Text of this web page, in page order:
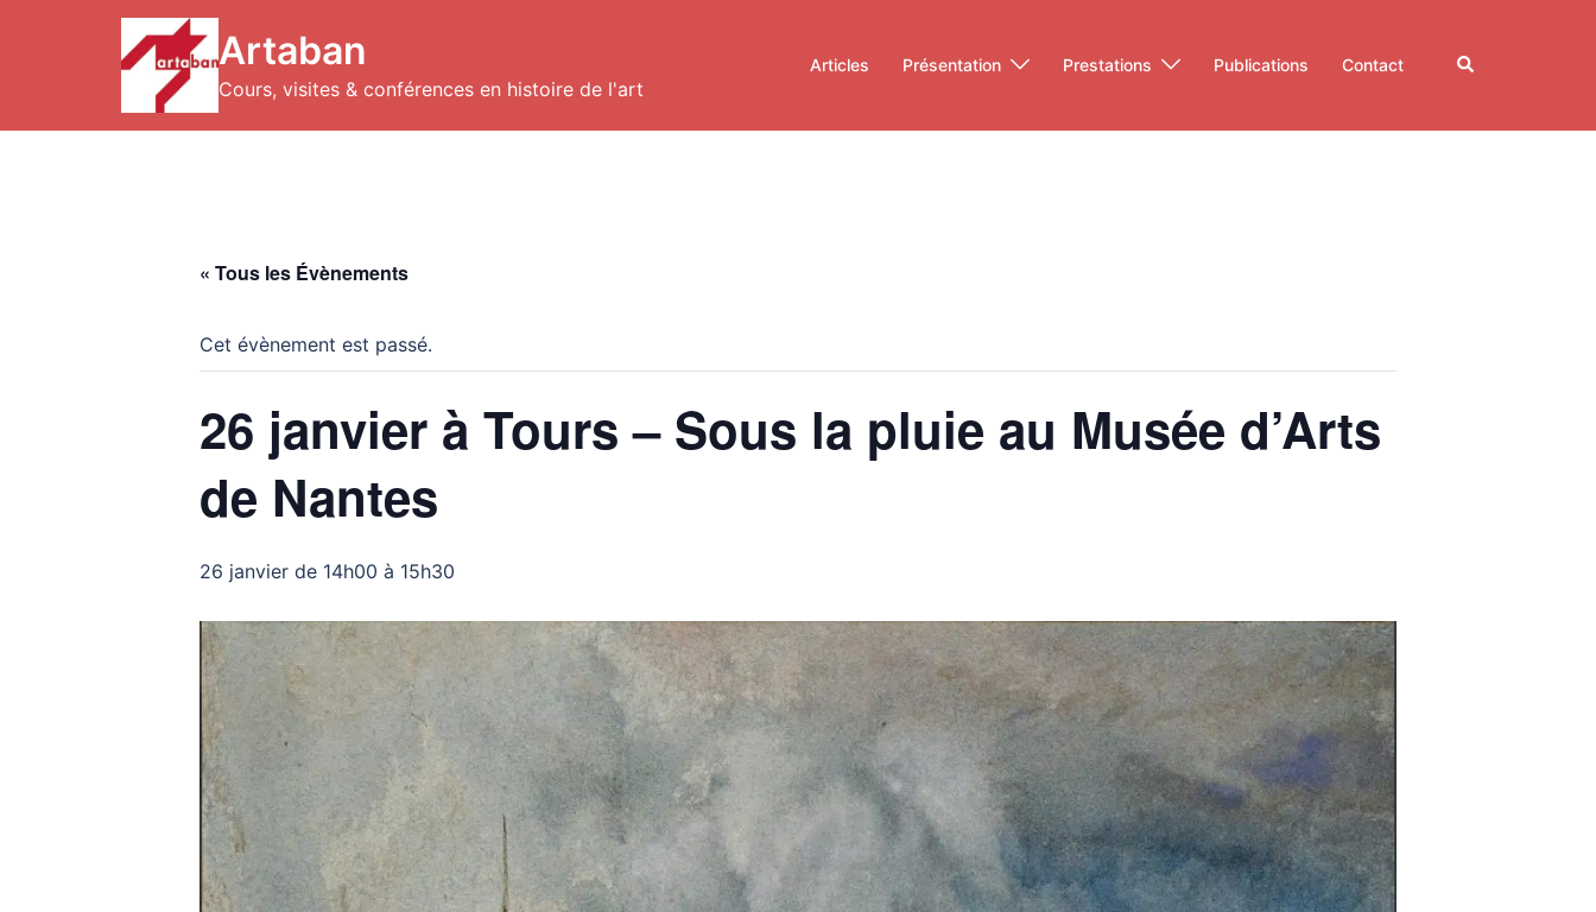
Artaban
Cours, visites & conférences en histoire de l'art
Articles Présentation Prestations Publications Contact Rechercher
« Tous les Évènements
Cet évènement est passé.
26 janvier à Tours – Sous la pluie au Musée d’Arts
de Nantes
26 janvier de 14h00 à 15h30